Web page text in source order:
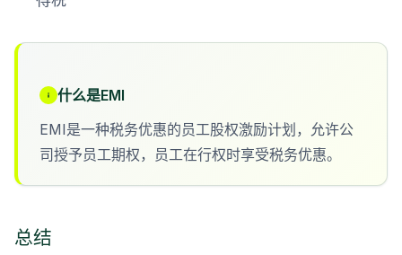
什么是EMI
EMI是一种税务优惠的员工股权激励计划，允许公
司授予员工期权，员工在行权时享受税务优惠。
总结